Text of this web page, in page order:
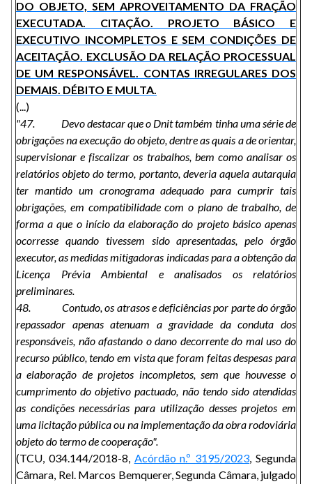
DO OBJETO, SEM APROVEITAMENTO DA FRAÇÃO
EXECUTADA. CITAÇÃO. PROJETO BÁSICO E
EXECUTIVO INCOMPLETOS E SEM CONDIÇÕES DE
ACEITAÇÃO. EXCLUSÃO DA RELAÇÃO PROCESSUAL
DE UM RESPONSÁVEL. CONTAS IRREGULARES DOS
DEMAIS. DÉBITO E MULTA.
(...)
"47. Devo destacar que o Dnit também tinha uma série de
obrigações na execução do objeto, dentre as quais a de orientar,
supervisionar e fiscalizar os trabalhos, bem como analisar os
relatórios objeto do termo, portanto, deveria aquela autarquia
ter mantido um cronograma adequado para cumprir tais
obrigações, em compatibilidade com o plano de trabalho, de
forma a que o início da elaboração do projeto básico apenas
ocorresse quando tivessem sido apresentadas, pelo órgão
executor, as medidas mitigadoras indicadas para a obtenção da
Licença Prévia Ambiental e analisados os relatórios
preliminares.
48. Contudo, os atrasos e deficiências por parte do órgão
repassador apenas atenuam a gravidade da conduta dos
responsáveis, não afastando o dano decorrente do mal uso do
recurso público, tendo em vista que foram feitas despesas para
a elaboração de projetos incompletos, sem que houvesse o
cumprimento do objetivo pactuado, não tendo sido atendidas
as condições necessárias para utilização desses projetos em
uma licitação pública ou na implementação da obra rodoviária
objeto do termo de cooperação".
(TCU, 034.144/2018-8, Acórdão n.º 3195/2023, Segunda
Câmara, Rel. Marcos Bemquerer, Segunda Câmara, julgado